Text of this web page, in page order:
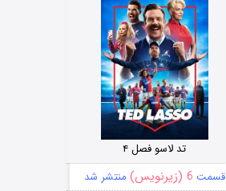
تد لاسو فصل ۴
قسمت 6 (زیرنویس) منتشر شد